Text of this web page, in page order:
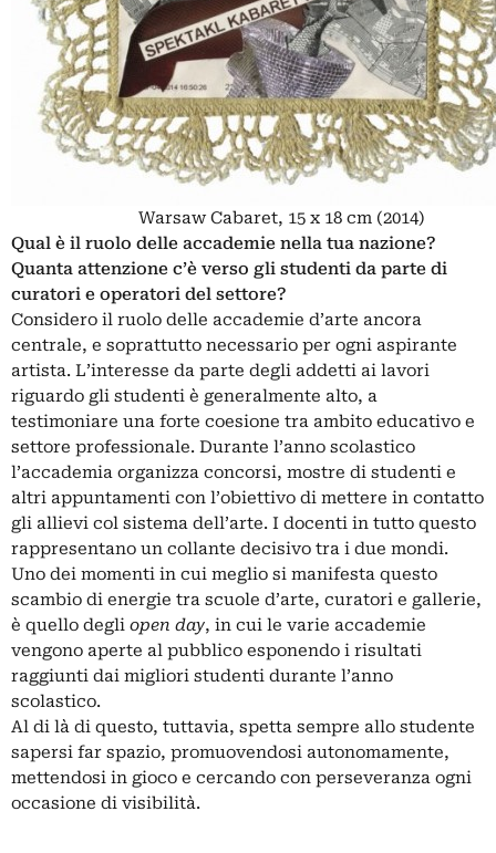
Warsaw Cabaret, 15 x 18 cm (2014)
Qual è il ruolo delle accademie nella tua nazione?
Quanta attenzione c’è verso gli studenti da parte di
curatori e operatori del settore?
Considero il ruolo delle accademie d’arte ancora
centrale, e soprattutto necessario per ogni aspirante
artista. L’interesse da parte degli addetti ai lavori
riguardo gli studenti è generalmente alto, a
testimoniare una forte coesione tra ambito educativo e
settore professionale. Durante l’anno scolastico
l’accademia organizza concorsi, mostre di studenti e
altri appuntamenti con l’obiettivo di mettere in contatto
gli allievi col sistema dell’arte. I docenti in tutto questo
rappresentano un collante decisivo tra i due mondi.
Uno dei momenti in cui meglio si manifesta questo
scambio di energie tra scuole d’arte, curatori e gallerie,
è quello degli open day, in cui le varie accademie
vengono aperte al pubblico esponendo i risultati
raggiunti dai migliori studenti durante l’anno
scolastico.
Al di là di questo, tuttavia, spetta sempre allo studente
sapersi far spazio, promuovendosi autonomamente,
mettendosi in gioco e cercando con perseveranza ogni
occasione di visibilità.